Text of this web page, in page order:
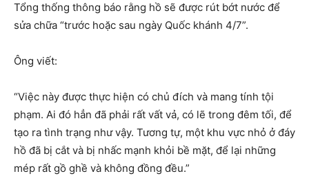
Tổng thống thông báo rằng hồ sẽ được rút bớt nước để
sửa chữa “trước hoặc sau ngày Quốc khánh 4/7”.
Ông viết:
“Việc này được thực hiện có chủ đích và mang tính tội
phạm. Ai đó hẳn đã phải rất vất vả, có lẽ trong đêm tối, để
tạo ra tình trạng như vậy. Tương tự, một khu vực nhỏ ở đáy
hồ đã bị cắt và bị nhấc mạnh khỏi bề mặt, để lại những
mép rất gồ ghề và không đồng đều.”